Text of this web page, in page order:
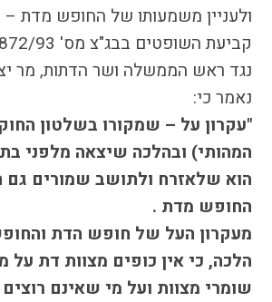
ולעניין משמעותו של החופש מדת
נגד ראש הממשלה ושר הדתות, מר
נאמר כי:
"עקרון על – שמקורו בשלטון
המהותי) ובהלכה שיצאה מלפני
הוא שלאזרח ולתושב שמורים
החופש מדת .
מעקרון העל של חופש הדת
הלכה, כי אין כופים מצוות דת על
שומרי מצוות ועל מי שאינם